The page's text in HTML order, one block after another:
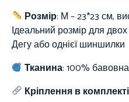
Розмір: М – 23*23 см,
Ідеальний розмір для
Дегу або однієї шиншилки
Тканина:100% бавовна
Кріплення в комплекті